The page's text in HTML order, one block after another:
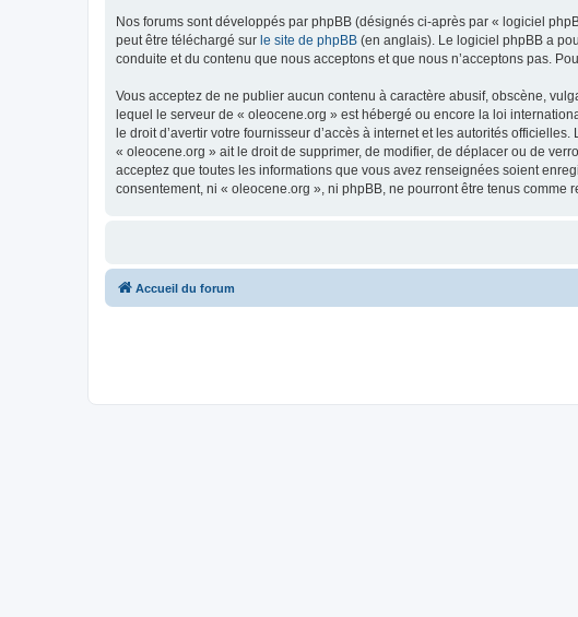
Nos forums sont développés par phpBB (désignés ci-après par « logiciel
peut être téléchargé sur le site de phpBB (en anglais). Le logiciel phpBB a
conduite et du contenu que nous acceptons et que nous n’acceptons pas.
Vous acceptez de ne publier aucun contenu à caractère abusif, obscène,
lequel le serveur de « oleocene.org » est hébergé ou encore la loi
le droit d’avertir votre fournisseur d’accès à internet et les autorités
« oleocene.org » ait le droit de supprimer, de modifier, de déplacer ou de
acceptez que toutes les informations que vous avez renseignées soient
consentement, ni « oleocene.org », ni phpBB, ne pourront être tenus
Accueil du forum